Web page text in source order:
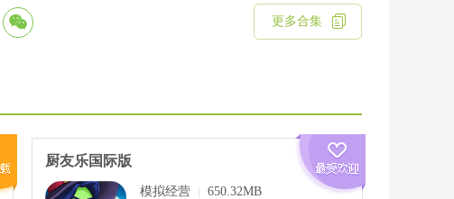
更多合集
厨友乐国际版
模拟经营
650.32MB